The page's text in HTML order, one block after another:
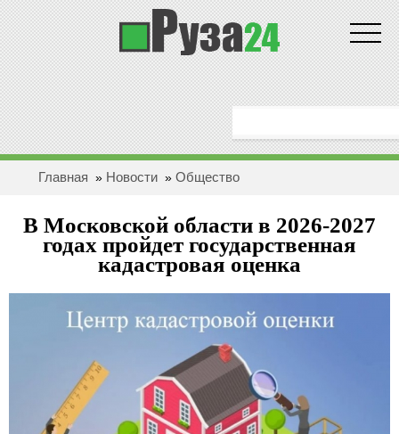
Новости
ЗДОРОВЬЕ
ПОЛИТИКА
БЕЗОПАСНОСТЬ
ПРОИCШЕСТВИЯ
АФИША
Главная » Новости » Общество
В Московской области в 2026-2027
годах пройдет государственная
кадастровая оценка